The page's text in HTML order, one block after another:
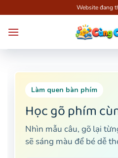
qua
nội
Website đang
Làm quen bàn phím
Học gõ phím
Nhìn mẫu câu, gõ lại
sẽ sáng màu để bé dễ